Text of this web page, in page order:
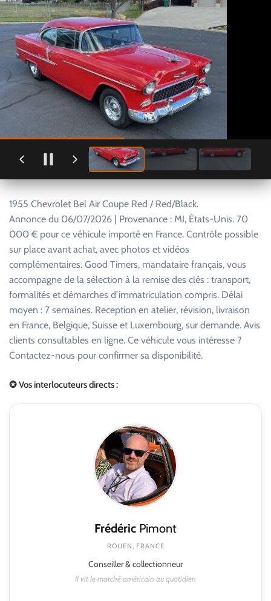
1955 Chevrolet Bel Air Coupe Red / Red/Black.
Annonce du 06/07/2026 | Provenance : MI, États-Unis. 70
000 € pour ce véhicule importé en France. Contrôle possible
sur place avant achat, avec photos et vidéos
complémentaires. Good Timers, mandataire français, vous
accompagne de la sélection à la remise des clés : transport,
formalités et démarches d’immatriculation compris. Délai
moyen : 7 semaines. Reception en atelier, révision, livraison
en France, Belgique, Suisse et Luxembourg, sur demande. Avis
clients consultables en ligne. Ce véhicule vous intéresse ?
Contactez-nous pour confirmer sa disponibilité.
✪ Vos interlocuteurs directs :
Frédéric Pimont
ROUEN, FRANCE
Conseiller & collectionneur
Il vit le marché américain au quotidien